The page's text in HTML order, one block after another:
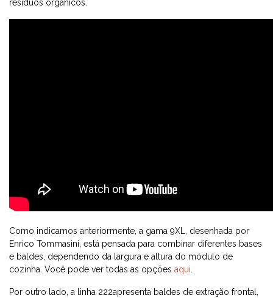
resíduos orgânicos.
Como indicamos anteriormente, a gama 9XL, desenhada por
Enrico Tommasini, está pensada para combinar diferentes bases
e baldes, dependendo da largura e altura do módulo de
cozinha. Você pode ver todas as opções aqui
Por outro lado, a linha 222apresenta baldes de extração frontal,